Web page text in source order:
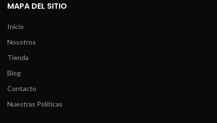
MAPA DEL SITIO
Inicio
Nosotros
Tienda
Blog
Contacto
Nuestras Políticas